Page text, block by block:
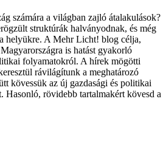
számára a világban zajló átalakulások?
struktúrák halványodnak, és még
helyükre. A Mehr Licht! blog célja,
is hatást gyakorló
folyamatokról. A hírek mögötti
rávilágítunk a meghatározó
kövessük az új gazdasági és politikai
Hasonló, rövidebb tartalmakért kövesd a